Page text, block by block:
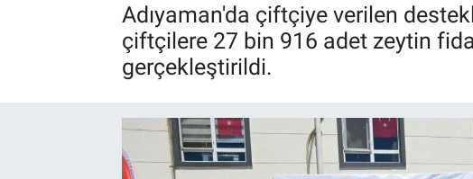
Adıyaman'da çiftçiye verilen
çiftçilere 27 bin 916 adet zeytin
gerçekleştirildi.
Özel Haber
Tüm Manşetler
Son Dakika Haberleri
Haber Arşivi